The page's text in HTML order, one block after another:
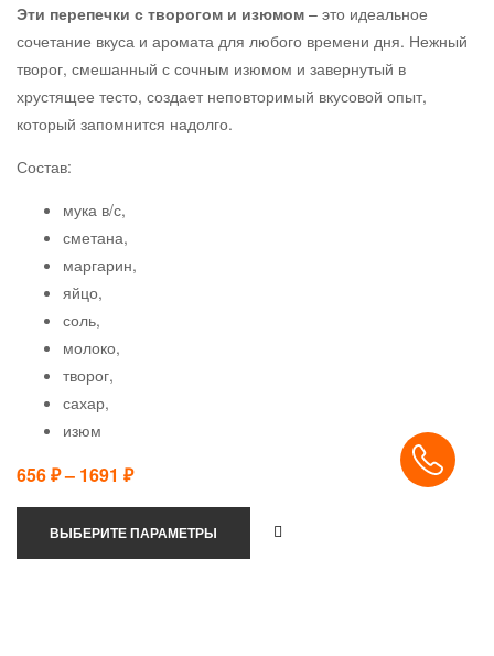
Эти перепечки с творогом и изюмом – это идеальное
сочетание вкуса и аромата для любого времени дня. Нежный
творог, смешанный с сочным изюмом и завернутый в
хрустящее тесто, создает неповторимый вкусовой опыт,
который запомнится надолго.
Состав:
мука в/с,
сметана,
маргарин,
яйцо,
соль,
молоко,
творог,
сахар,
изюм
656₽– 1691 ₽
ВЫБЕРИТЕ ПАРАМЕТРЫ